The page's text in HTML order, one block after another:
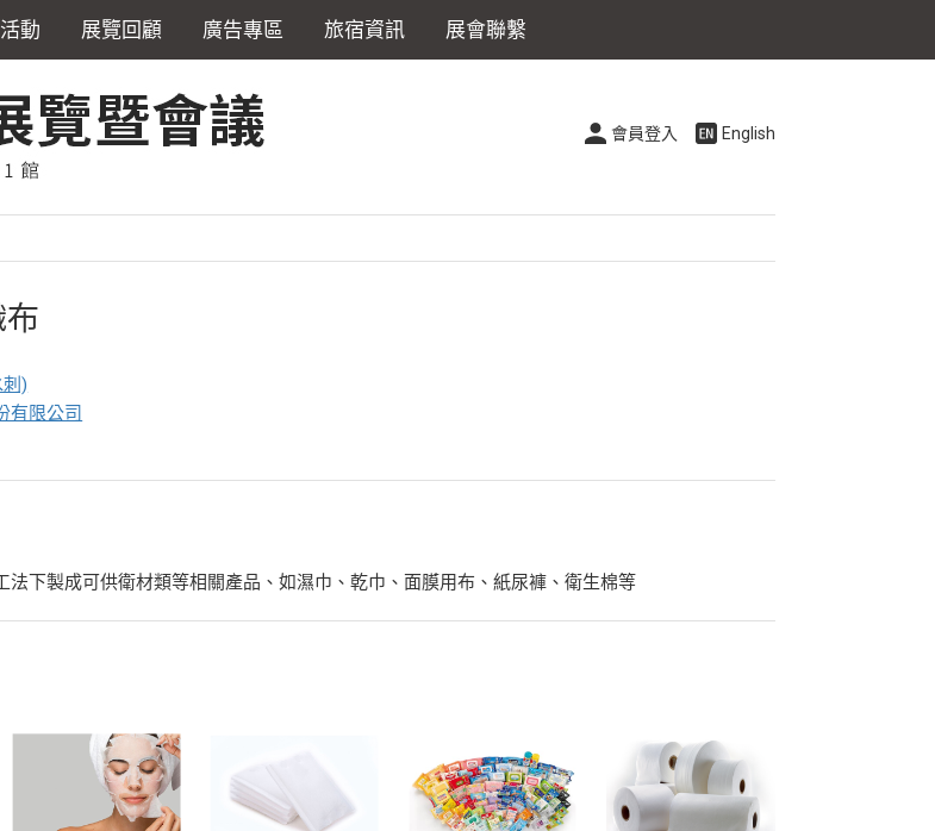
動 展覽回顧 廣告專區 旅宿資訊 展會聯繫
會員登入 English
)
有限公司
法下製成可供衛材類等相關產品、如濕巾、乾巾、面膜用布、紙尿褲、衛生棉等